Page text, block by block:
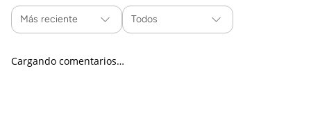
Más reciente Todos
Cargando comentarios…